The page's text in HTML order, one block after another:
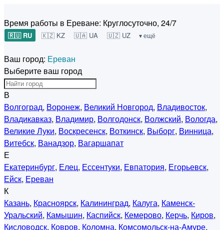
Время работы в Ереване: Круглосуточно, 24/7
🇷🇺 RU 🇰🇿 KZ 🇺🇦 UA 🇺🇿 UZ ▾ ещё
Ваш город: Ереван
Выберите ваш город
В
Волгоград, Воронеж, Великий Новгород, Владивосток,
Владикавказ, Владимир, Волгодонск, Волжский, Вологда,
Великие Луки, Воскресенск, Воткинск, Выборг, Винница,
Витебск, Ванадзор, Вагаршапат
Е
Екатеринбург, Елец, Ессентуки, Евпатория, Егорьевск,
Ейск, Ереван
К
Казань, Красноярск, Калининград, Калуга, Каменск-
Уральский, Камышин, Каспийск, Кемерово, Керчь, Киров,
Кисловодск, Ковров, Коломна, Комсомольск-на-Амуре,